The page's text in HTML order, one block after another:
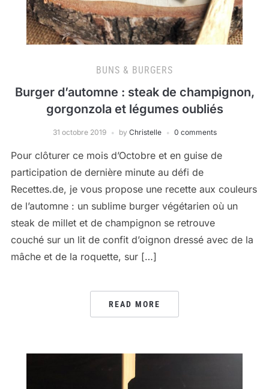
BUNS & BURGERS
Burger d’automne : steak de champignon,
gorgonzola et légumes oubliés
31 octobre 2019 by Christelle 0 comments
Pour clôturer ce mois d’Octobre et en guise de
participation de dernière minute au défi de
Recettes.de, je vous propose une recette aux couleurs
de l’automne : un sublime burger végétarien où un
steak de millet et de champignon se retrouve
couché sur un lit de confit d’oignon dressé avec de la
mâche et de la roquette, sur […]
READ MORE